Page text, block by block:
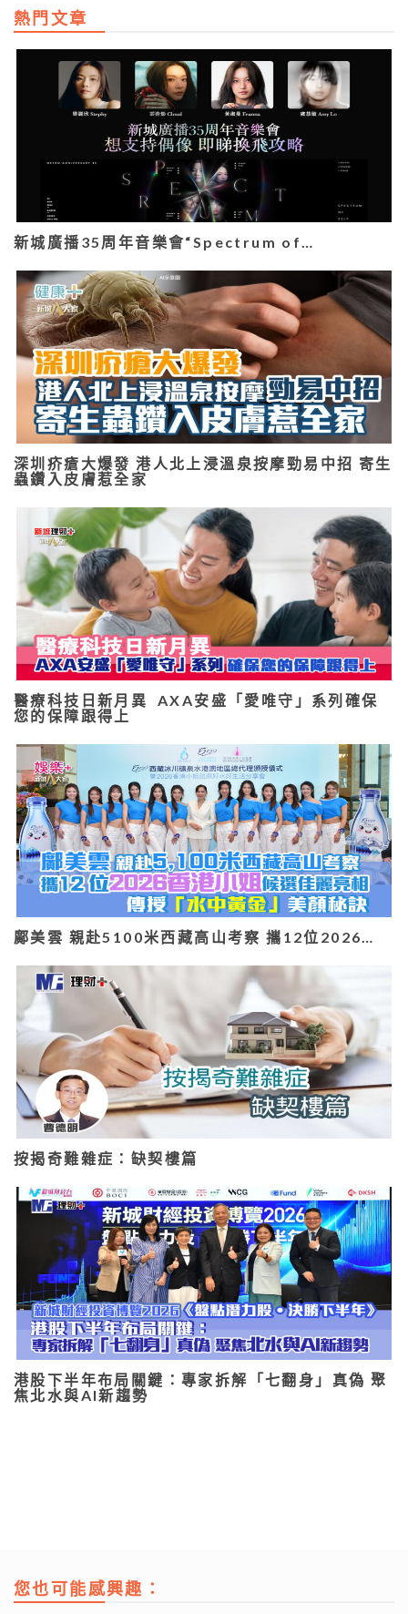
熱門文章
新城廣播35周年音樂會“Spectrum of…
深圳疥瘡大爆發 港人北上浸溫泉按摩勁易中招 寄生
蟲鑽入皮膚惹全家
醫療科技日新月異 AXA安盛「愛唯守」系列確保
您的保障跟得上
鄺美雲 親赴5100米西藏高山考察 攜12位2026…
按揭奇難雜症：缺契樓篇
港股下半年布局關鍵：專家拆解「七翻身」真偽 聚
焦北水與AI新趨勢
您也可能感興趣：